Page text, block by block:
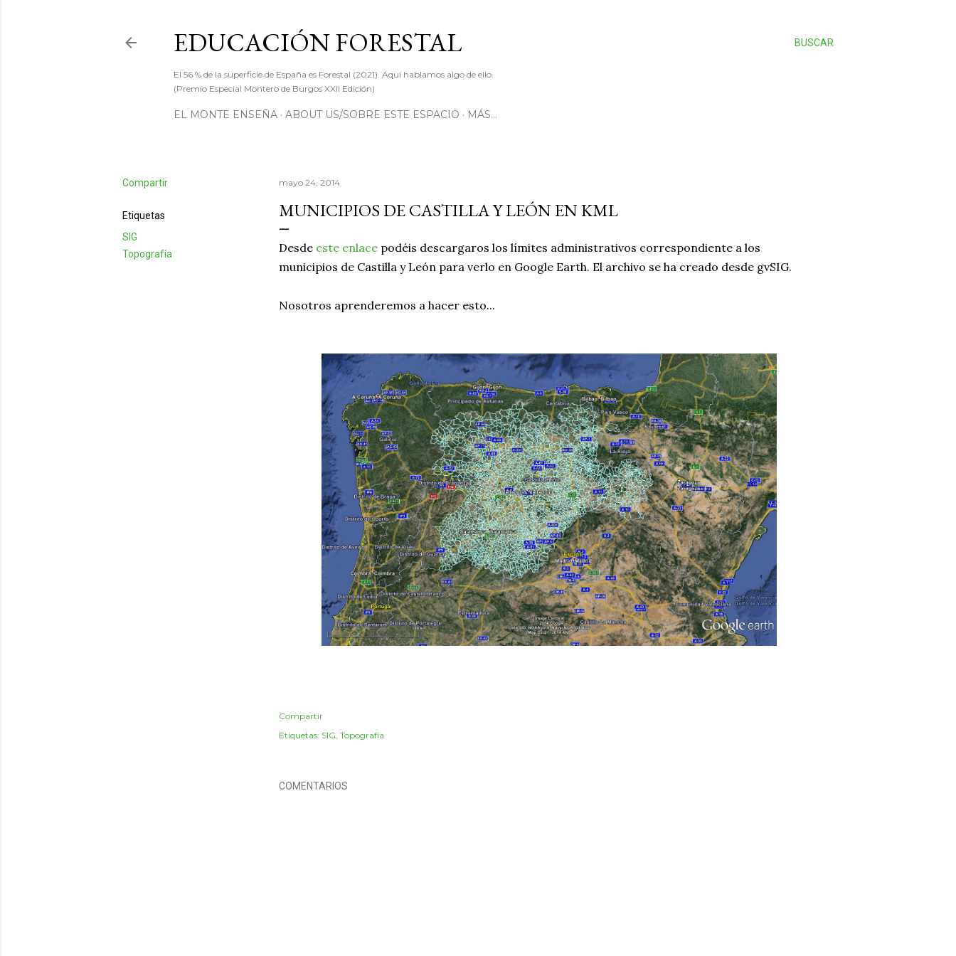
BUSCAR
EDUCACIÓN FORESTAL
El 56 % de la superficie de España es Forestal (2021). Aquí hablamos algo de ello.
(Premio Especial Montero de Burgos XXII Edición)
EL MONTE ENSEÑA ABOUT US/SOBRE ESTE ESPACIO MÁS…
Compartir
Etiquetas
SIG
Topografía
mayo 24, 2014
MUNICIPIOS DE CASTILLA Y LEÓN EN KML
Desde este enlace podéis descargaros los límites administrativos correspondiente a los
municipios de Castilla y León para verlo en Google Earth. El archivo se ha creado desde gvSIG.
Nosotros aprenderemos a hacer esto...
Compartir
Etiquetas: SIG Topografía
COMENTARIOS